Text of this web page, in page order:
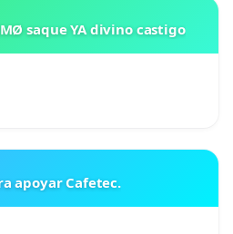
saque YA divino castigo
apoyar Cafetec.